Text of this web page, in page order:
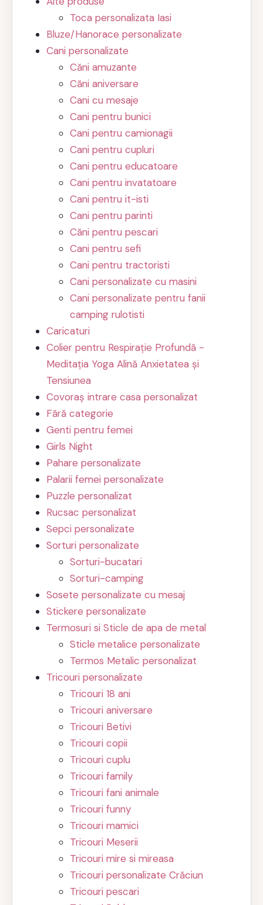
Toca personalizata Iasi
Bluze/Hanorace personalizate
Cani personalizate
Căni amuzante
Căni aniversare
Cani cu mesaje
Cani pentru bunici
Cani pentru camionagii
Cani pentru cupluri
Cani pentru educatoare
Cani pentru invatatoare
Cani pentru it-isti
Cani pentru parinti
Căni pentru pescari
Cani pentru sefi
Cani pentru tractoristi
Cani personalizate cu masini
Cani personalizate pentru fanii
camping rulotisti
Caricaturi
Colier pentru Respirație Profundă -
Meditația Yoga Alină Anxietatea și
Tensiunea
Covoraș intrare casa personalizat
Fără categorie
Genti pentru femei
Girls Night
Pahare personalizate
Palarii femei personalizate
Puzzle personalizat
Rucsac personalizat
Sepci personalizate
Sorturi personalizate
Sorturi-bucatari
Sorturi-camping
Sosete personalizate cu mesaj
Stickere personalizate
Termosuri si Sticle de apa de metal
Sticle metalice personalizate
Termos Metalic personalizat
Tricouri personalizate
Tricouri 18 ani
Tricouri aniversare
Tricouri Betivi
Tricouri copii
Tricouri cuplu
Tricouri family
Tricouri fani animale
Tricouri funny
Tricouri mamici
Tricouri Meserii
Tricouri mire si mireasa
Tricouri personalizate Crăciun
Tricouri pescari